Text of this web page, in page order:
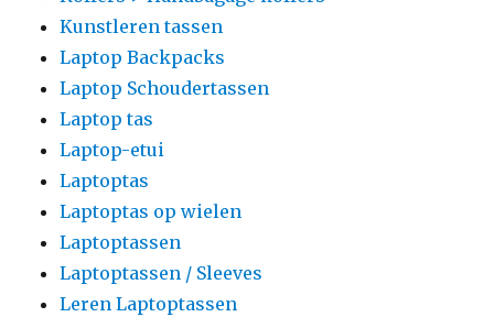
Kunstleren tassen
Laptop Backpacks
Laptop Schoudertassen
Laptop tas
Laptop-etui
Laptoptas
Laptoptas op wielen
Laptoptassen
Laptoptassen / Sleeves
Leren Laptoptassen